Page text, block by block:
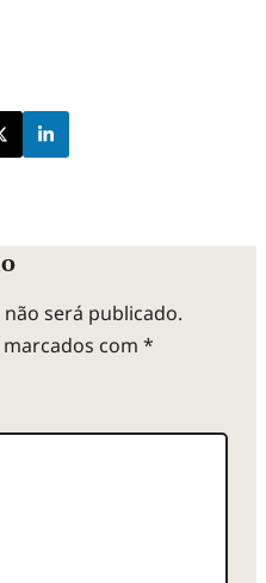
será publicado.
com *